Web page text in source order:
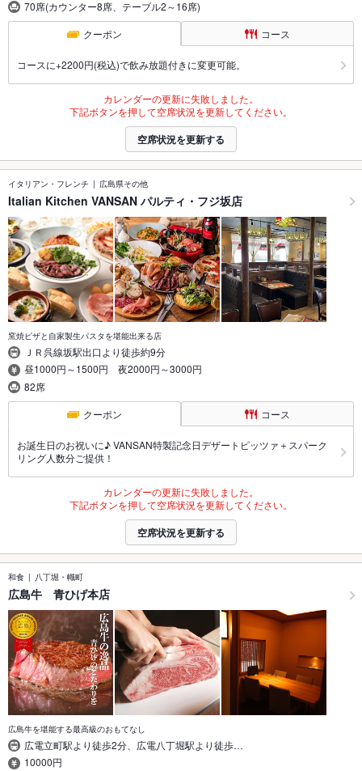
70席(カウンター8席、テーブル2～16席)
クーポン コース
コースに+2200円(税込)で飲み放題付きに変更可能。
カレンダーの更新に失敗しました。
下記ボタンを押して空席状況を更新してください。
空席状況を更新する
イタリアン・フレンチ 広島県その他
Italian Kitchen VANSAN パルティ・フジ坂店
窯焼ピザと自家製生パスタを堪能出来る店
ＪＲ呉線坂駅出口より徒歩約9分
昼1000円～1500円 夜2000円～3000円
82席
クーポン コース
お誕生日のお祝いに♪ VANSAN特製記念日デザートピッツァ＋スパーク
リング人数分ご提供！
カレンダーの更新に失敗しました。
下記ボタンを押して空席状況を更新してください。
空席状況を更新する
和食 八丁堀・幟町
広島牛 青ひげ本店
広島牛を堪能する最高級のおもてなし
広電立町駅より徒歩2分、広電八丁堀駅より徒歩…
10000円